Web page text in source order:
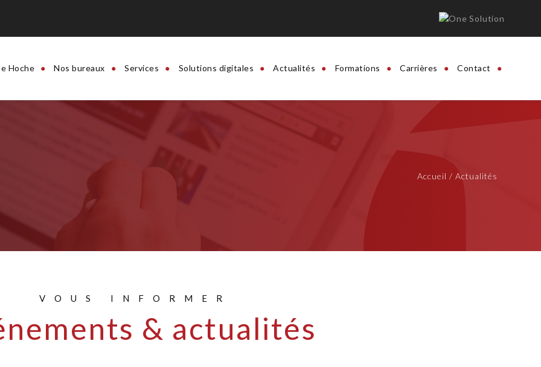
Hoche Nos bureaux Services Solutions digitales Actualités Formations Carrières Contact
Accueil / Actualités
VOUS INFORMER
& actualités